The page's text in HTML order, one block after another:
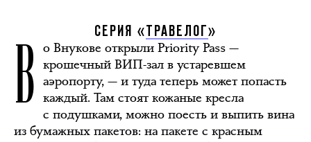
СЕРИЯ « ТРАВЕЛОГ »
В о Внукове открыли Priority Pass —
крошечный ВИП-зал в устаревшем
аэропорту, — и туда теперь может попасть
каждый. Там стоят кожаные кресла
с подушками, можно поесть и выпить вина
из бумажных пакетов: на пакете с красным